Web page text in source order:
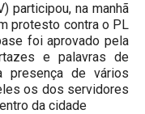
participou, na manhã
protesto contra o PL
foi aprovado pela
e palavras de
presença de vários
os dos servidores
da cidade